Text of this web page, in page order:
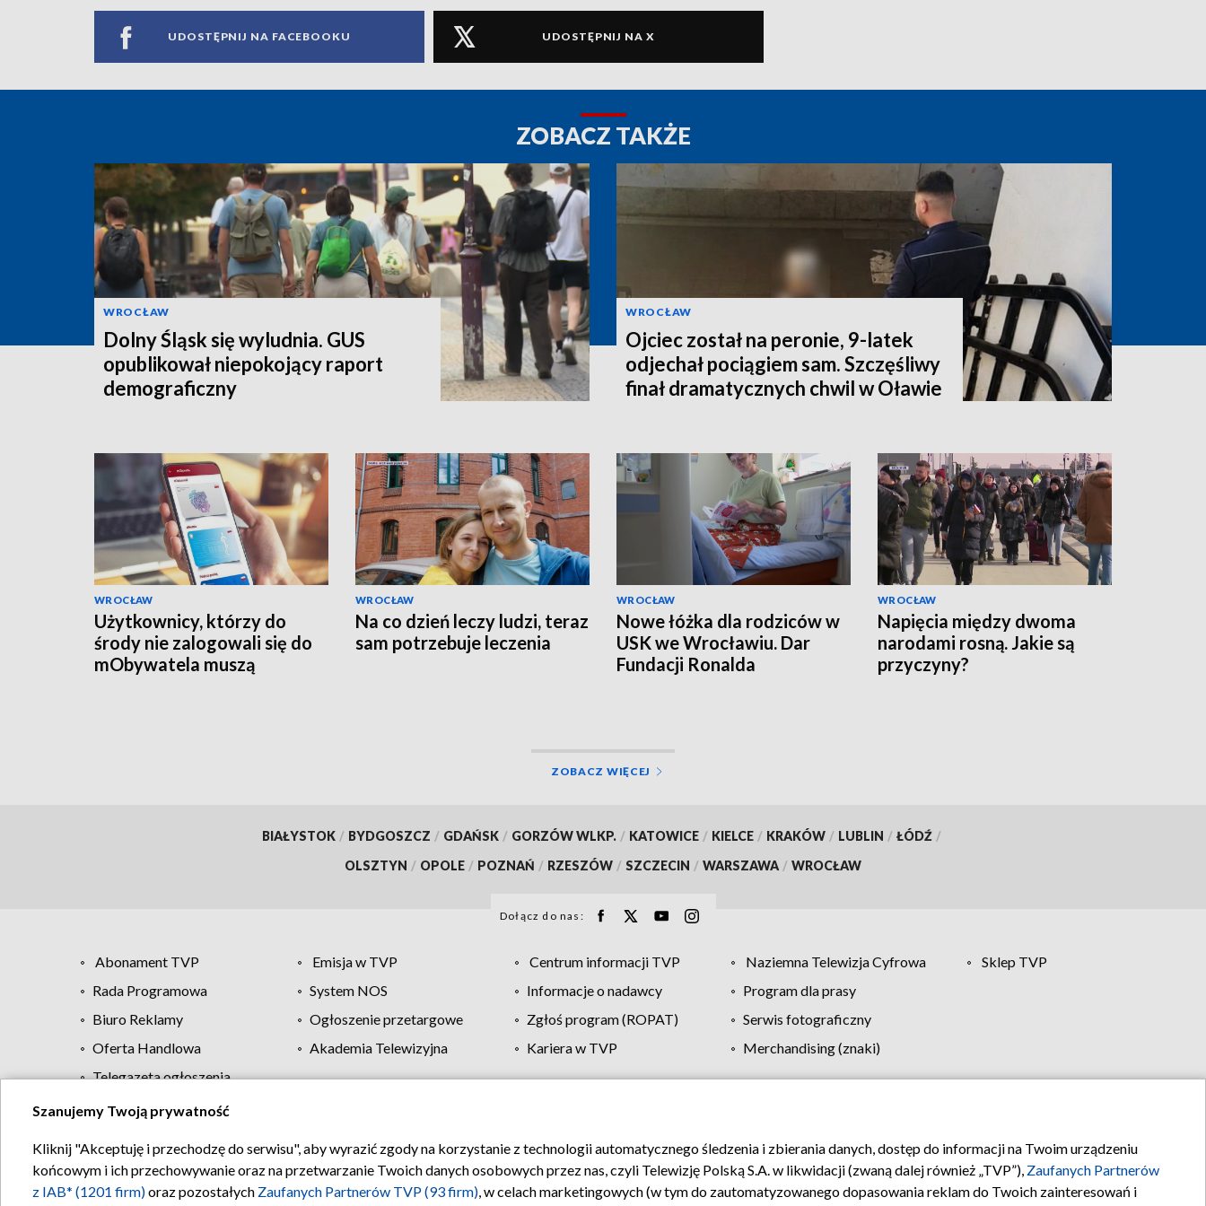
UDOSTĘPNIJ NA FACEBOOKU UDOSTĘPNIJ NA X
ZOBACZ TAKŻE
WROCŁAW
Dolny Śląsk się wyludnia. GUS
opublikował niepokojący raport
demograficzny
WROCŁAW
Ojciec został na peronie, 9-latek
odjechał pociągiem sam. Szczęśliwy
finał dramatycznych chwil w Oławie
WROCŁAW
Użytkownicy, którzy do
środy nie zalogowali się do
mObywatela muszą
WROCŁAW
Na co dzień leczy ludzi, teraz
sam potrzebuje leczenia
WROCŁAW
Nowe łóżka dla rodziców w
USK we Wrocławiu. Dar
Fundacji Ronalda
WROCŁAW
Napięcia między dwoma
narodami rosną. Jakie są
przyczyny?
ZOBACZ WIĘCEJ
BIAŁYSTOK / BYDGOSZCZ / GDAŃSK / GORZÓW WLKP. / KATOWICE / KIELCE / KRAKÓW / LUBLIN / ŁÓDŹ /
OLSZTYN / OPOLE / POZNAŃ / RZESZÓW / SZCZECIN / WARSZAWA / WROCŁAW
Dołącz do nas:
Abonament TVP Emisja w TVP Centrum informacji TVP Naziemna Telewizja Cyfrowa
Sklep TVP
Rada Programowa
System NOS Informacje o nadawcy
Program dla prasy
Biuro Reklamy
Ogłoszenie przetargowe Zgłoś program (ROPAT)
Serwis fotograficzny
Oferta Handlowa
Akademia Telewizyjna Kariera w TVP
Merchandising (znaki)
Telegazeta ogłoszenia
Regulamin TVP Polityka prywatności Moje zgody Pomoc Biuro reklamy Kontakt
Szanujemy Twoją prywatność
Kliknij "Akceptuję i przechodzę do serwisu", aby wyrazić zgody na korzystanie z technologii automatycznego śledzenia i zbierania danych, dostęp do informacji na Twoim urządzeniu
końcowym i ich przechowywanie oraz na przetwarzanie Twoich danych osobowych przez nas, czyli Telewizję Polską S.A. w likwidacji (zwaną dalej również „TVP”), Zaufanych Partnerów
z IAB* (1201 firm)oraz pozostałych Zaufanych Partnerów TVP (93 firm), w celach marketingowych (w tym do zautomatyzowanego dopasowania reklam do Twoich zainteresowań i